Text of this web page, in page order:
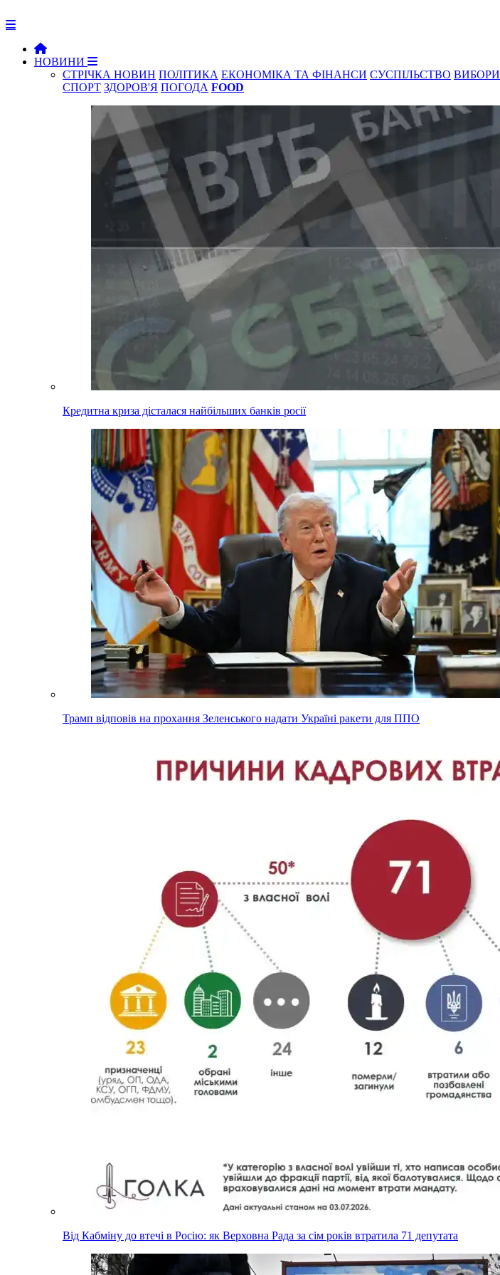
НОВИНИ
СТРІЧКА НОВИН ПОЛІТИКА ЕКОНОМІКА ТА ФІНАНСИ СУСПІЛЬСТВО ВИБОРИ
СПОРТ ЗДОРОВ'Я ПОГОДА FOOD
Кредитна криза дісталася найбільших банків росії
Трамп відповів на прохання Зеленського надати Україні ракети для ППО
Від Кабміну до втечі в Росію: як Верховна Рада за сім років втратила 71 депутата